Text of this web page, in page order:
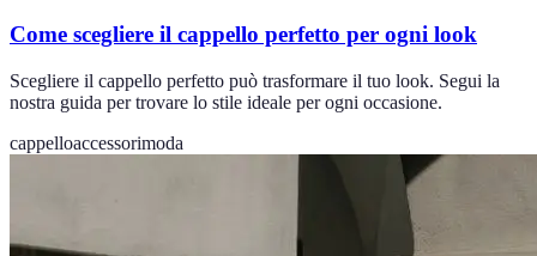
Come scegliere il cappello perfetto per ogni look
Scegliere il cappello perfetto può trasformare il tuo look. Segui la
nostra guida per trovare lo stile ideale per ogni occasione.
cappelloaccessorimoda